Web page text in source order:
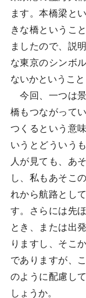
ます。本橋梁と
きな橋というこ
ましたので、説
な東京のシンボ
ないかということ
今回、一つは景
橋もつながって
つくるという意
いうとどういう
人が見ても、あ
し、私もあそこ
れから航路とし
す。さらには先
とき、または出
りますし、そこ
でありますが、
のように配慮し
しょうか。